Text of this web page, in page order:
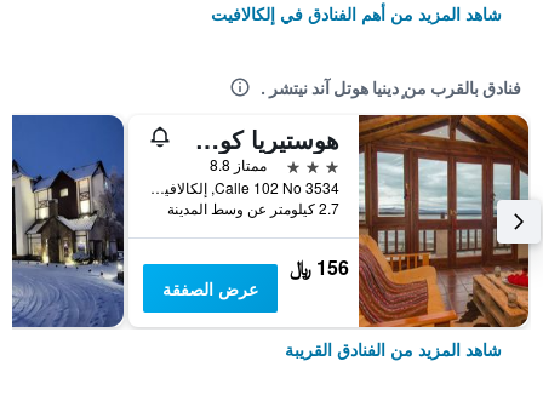
شاهد المزيد من أهم الفنادق في إلكالافيت
فنادق بالقرب من ٕدينيا هوتل آند نيتشر .
هوستيريا كوي آيكين
3 نجوم
ممتاز 8.8
Calle 102 No 3534, إلكالافيت, محافظة سانتا كروز, الأرجنتين
2.7 كيلومتر عن وسط المدينة
156 ﷼
عرض الصفقة
شاهد المزيد من الفنادق القريبة